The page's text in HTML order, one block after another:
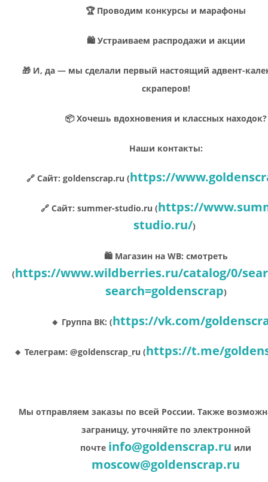
🏆 Проводим конкурсы и марафоны
🛍 Устраиваем распродажи и акции
🎁 И, да — мы сделали первый настоящий адвент-
скраперов!
📦 Хочешь вдохновения и классных находок?
Наши контакты:
🔗 Сайт: goldenscrap.ru (https://
🔗 Сайт: summer-studio.ru (https://
studio.ru/)
🛍 Магазин на WB: смотреть
(https://www.wildberries.ru/catalog/0/
search=goldenscrap)
🔸 Группа ВК: (https://vk.com/
🔸 Телеграм: @goldenscrap_ru (https://t.me/
Мы отправляем заказы по всей России. Также
заграницу, уточняйте по электронной
почте info@goldenscrap.ru или
moscow@goldenscrap.ru